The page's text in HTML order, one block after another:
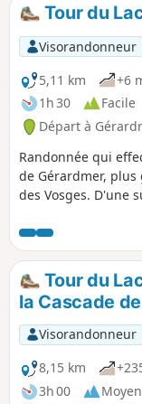
Tour du
Visorandonneur
5,11 km
+6
1h 30
Facile
Départ à
Randonnée qui
de Gérardmer,
des Vosges. D'une
pied de la ville de
pour sa station de
de nombreuses
sont possibles.
Tour du
la Cascade
Visorandonneur
8,15 km
3h 00